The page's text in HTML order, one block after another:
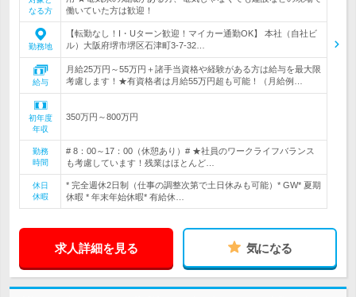
なる方
働いていた方は歓迎！
勤務地
【転勤なし！I・Uターン歓迎！マイカー通勤OK】 本社（自社ビ
ル）大阪府堺市堺区石津町3-7-32…
給与
月給25万円～55万円＋諸手当資格や経験がある方は給与を最大限
考慮します！★有資格者は月給55万円超も可能！（月給例…
初年度
年収
350万円～800万円
勤務
時間
# 8：00～17：00（休憩あり）# ★社員のワークライフバランス
も考慮しています！残業はほとんど…
休日
休暇
* 完全週休2日制（仕事の調整次第で土日休みも可能）* GW* 夏期
休暇 * 年末年始休暇* 有給休…
求人詳細を見る 気になる